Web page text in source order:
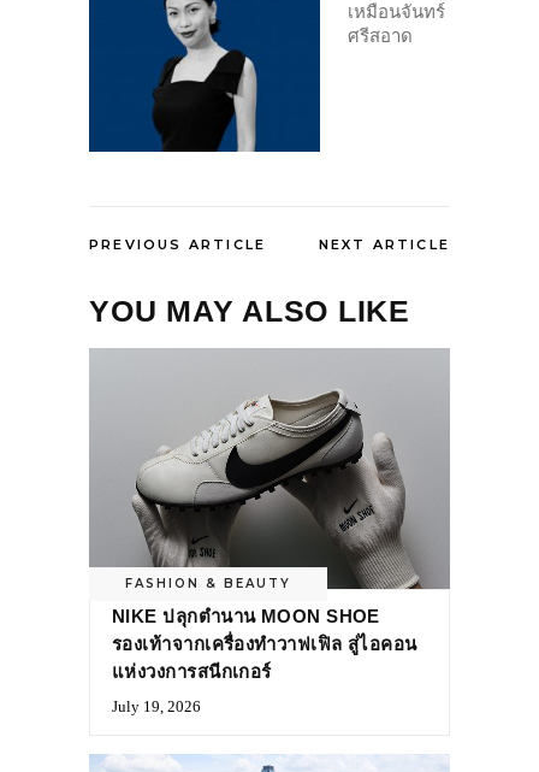
เหมือนจันทร์
ศรีสอาด
PREVIOUS ARTICLE NEXT ARTICLE
YOU MAY ALSO LIKE
FASHION & BEAUTY
NIKE ปลุกตำนาน MOON SHOE
รองเท้าจากเครื่องทำวาฟเฟิล สู่ไอคอน
แห่งวงการสนีกเกอร์
July 19, 2026